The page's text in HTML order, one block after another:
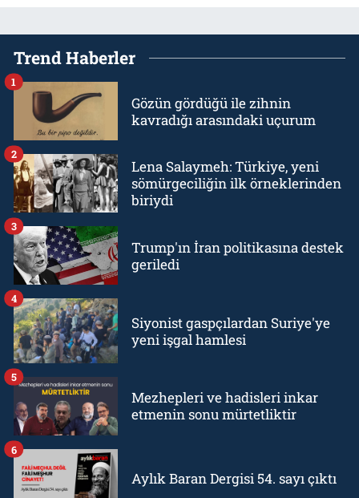
Trend Haberler
Gözün gördüğü ile zihnin
kavradığı arasındaki uçurum
1
Lena Salaymeh: Türkiye, yeni
sömürgeciliğin ilk örneklerinden
biriydi
2
Trump'ın İran politikasına destek
geriledi
3
Siyonist gaspçılardan Suriye'ye
yeni işgal hamlesi
4
Mezhepleri ve hadisleri inkar
etmenin sonu mürtetliktir
5
Aylık Baran Dergisi 54. sayı çıktı
6